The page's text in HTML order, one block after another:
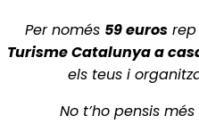
Per només 59 eurosrep
Turisme Catalunya a
els teus i
No t’ho pensis